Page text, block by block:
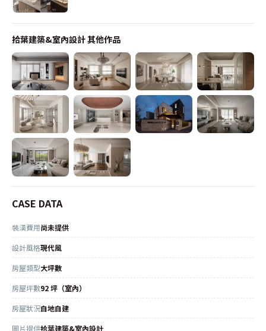
拾葉建築&室內設計其他作品
CASE DATA
裝潢費用尚未提供
設計風格現代風
房屋類型大坪數
房屋坪數92 坪（室內）
房屋狀況自地自建
圖片提供拾葉建築&室內設計